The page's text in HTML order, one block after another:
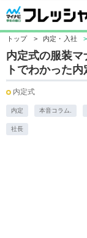
トップ > 内定・入社 >
内定式の服装
トでわかった
内定式
内定 本音コラム.
社長